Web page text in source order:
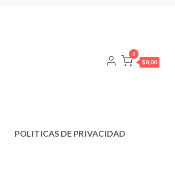
0
$0,00
POLITICAS DE PRIVACIDAD